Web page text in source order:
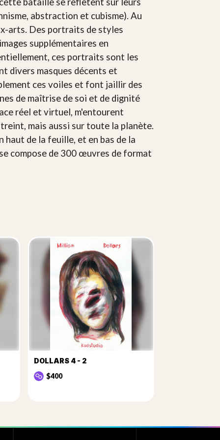
abstraction et cubisme). Au
arts. Des portraits de styles
supplémentaires en
ces portraits sont les
divers masques décents et
ces voiles et font jaillir des
de maîtrise de soi et de dignité
réel et virtuel, m'entourent
mais aussi sur toute la planète.
de la feuille, et en bas de la
compose de 300 œuvres de format
DOLLARS 4 - 2
$400